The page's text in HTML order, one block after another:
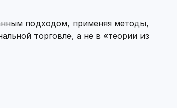
подходом, применяя методы,
торговле, а не в «теории из